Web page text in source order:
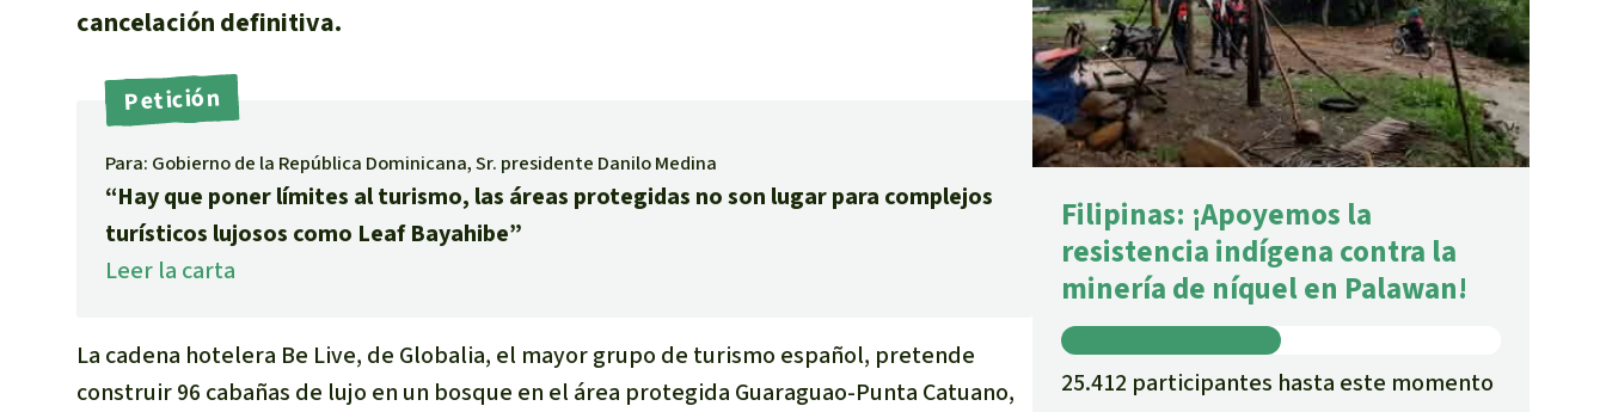
cancelación definitiva.
Petición
Para: Gobierno de la República Dominicana, Sr. presidente Danilo Medina
“Hay que poner límites al turismo, las áreas protegidas no son lugar para complejos
turísticos lujosos como Leaf Bayahibe”
Leer la carta
La cadena hotelera Be Live, de Globalia, el mayor grupo de turismo español, pretende
construir 96 cabañas de lujo en un bosque en el área protegida Guaraguao-Punta Catuano,
Filipinas: ¡Apoyemos la
resistencia indígena contra la
minería de níquel en Palawan!
25.412 participantes hasta este momento